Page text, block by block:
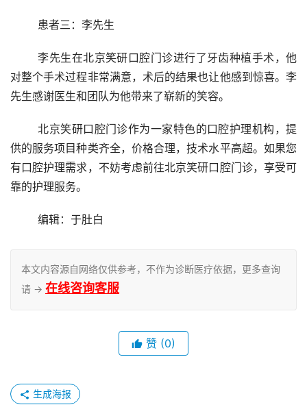
	患者三：李先生
	李先生在北京笑研口腔门诊进行了牙齿种植手术，他
对整个手术过程非常满意，术后的结果也让他感到惊喜。李
先生感谢医生和团队为他带来了崭新的笑容。
	北京笑研口腔门诊作为一家特色的口腔护理机构，提
供的服务项目种类齐全，价格合理，技术水平高超。如果您
有口腔护理需求，不妨考虑前往北京笑研口腔门诊，享受可
靠的护理服务。
	编辑：于肚白
本文内容源自网络仅供参考，不作为诊断医疗依据，更多查询
请 → 在线咨询客服
赞 (0)
生成海报